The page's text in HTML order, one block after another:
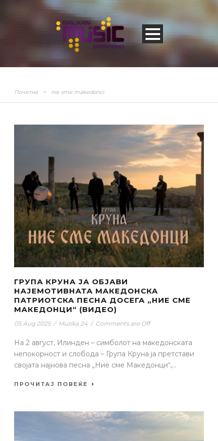
Почетна > nie sme makedonci
ГРУПА КРУНА ЈА ОБЈАВИ
НАЈЕМОТИВНАТА МАКЕДОНСКА
ПАТРИОТСКА ПЕСНА ДОСЕГА „НИЕ СМЕ
МАКЕДОНЦИ“ (ВИДЕО)
05 Aug 2025 / Muzika 24 / Comments are Off
На 2 август, Илинден – симболот на македонската
непокорност и слобода – Група Круна ја претстави
својата најнова песна „Ние сме Македонци“,...
ПРОЧИТАЈ ПОВЕЌЕ